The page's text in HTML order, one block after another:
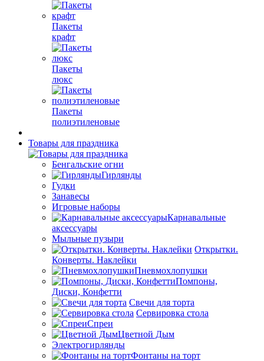
Пакеты
крафт
Пакеты
люкс
Пакеты
полиэтиленовые
Товары для праздника
Бенгальские огни
Гирлянды
Гудки
Занавесы
Игровые наборы
Карнавальные
аксессуары
Мыльные пузыри
Открытки.
Конверты. Наклейки
Пневмохлопушки
Помпоны,
Диски, Конфетти
Свечи для торта
Сервировка стола
Спреи
Цветной Дым
Электрогирлянды
Фонтаны на торт